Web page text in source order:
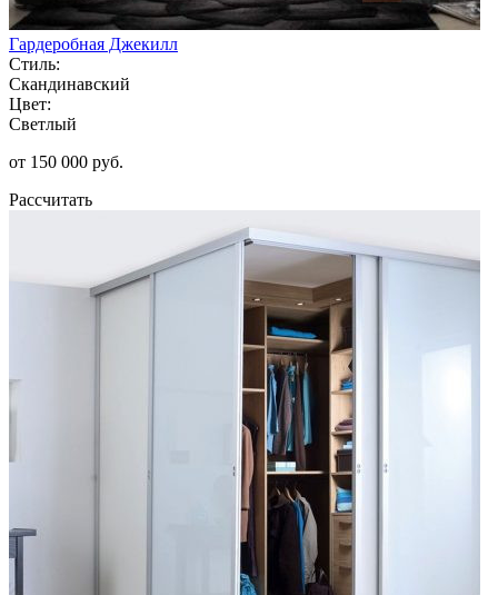
Гардеробная Джекилл
Стиль:
Скандинавский
Цвет:
Светлый
от 150 000 руб.
Рассчитать